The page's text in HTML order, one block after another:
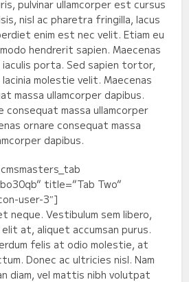
pulvinar ullamcorper est cursus
nisl ac pharetra fringilla, lacus
enim est nec velit. Etiam eu
hendrerit sapien. Maecenas
iaculis porta. Sed sapien tortor,
molestie velit. Maecenas
massa ullamcorper dapibus.
consequat massa ullamcorper
ornare consequat massa
dapibus.
title=”Tab Two”
user-3″]
neque. Vestibulum sem libero,
at, aliquet accumsan purus.
felis at odio molestie, at
Donec ac ultricies nisl. Nam
diam, vel mattis nibh volutpat